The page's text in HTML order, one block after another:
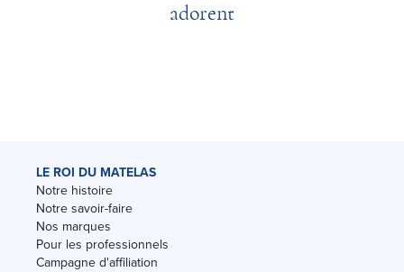
adorent
LE ROI DU MATELAS
Notre histoire
Notre savoir-faire
Nos marques
Pour les professionnels
Campagne d'affiliation